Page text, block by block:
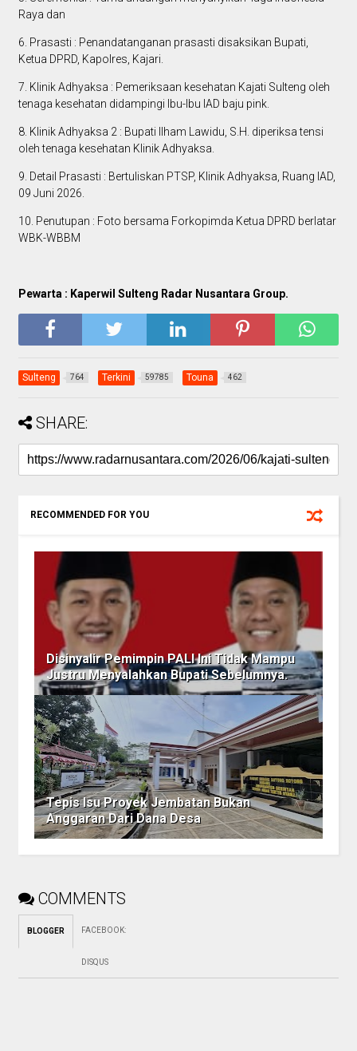
Raya dan
6. Prasasti : Penandatanganan prasasti disaksikan Bupati,
Ketua DPRD, Kapolres, Kajari.
7. Klinik Adhyaksa : Pemeriksaan kesehatan Kajati Sulteng oleh
tenaga kesehatan didampingi Ibu-Ibu IAD baju pink.
8. Klinik Adhyaksa 2 : Bupati Ilham Lawidu, S.H. diperiksa tensi
oleh tenaga kesehatan Klinik Adhyaksa.
9. Detail Prasasti : Bertuliskan PTSP, Klinik Adhyaksa, Ruang IAD,
09 Juni 2026.
10. Penutupan : Foto bersama Forkopimda Ketua DPRD berlatar
WBK-WBBM
Pewarta : Kaperwil Sulteng Radar Nusantara Group.
Sulteng 764 Terkini 59785 Touna 462
SHARE:
RECOMMENDED FOR YOU
Disinyalir Pemimpin PALI Ini Tidak Mampu
Justru Menyalahkan Bupati Sebelumnya.
Tepis Isu Proyek Jembatan Bukan
Anggaran Dari Dana Desa
COMMENTS
BLOGGER FACEBOOK:
DISQUS